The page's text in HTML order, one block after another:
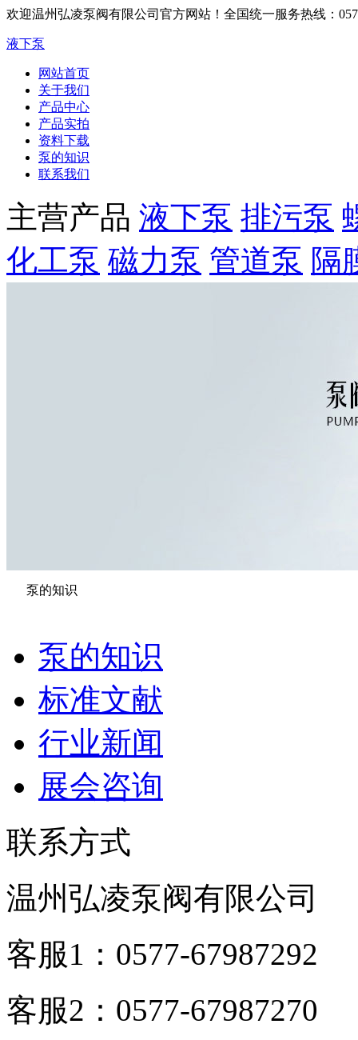
欢迎温州弘凌泵阀有限公司官方网站！ 全国统一服务热线：
液下泵
网站首页
关于我们
产品中心
产品实拍
资料下载
泵的知识
联系我们
主营产品 液下泵 排污泵
化工泵 磁力泵 管道泵 隔
泵的知识
泵的知识
标准文献
行业新闻
展会咨询
联系方式
温州弘凌泵阀有限公司
客服1：0577-67987292
客服2：0577-67987270